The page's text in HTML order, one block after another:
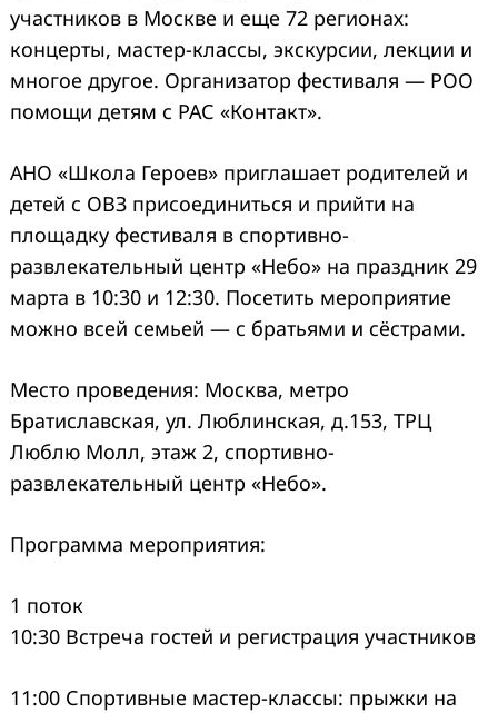
участников в Москве и еще 72 регионах:
концерты, мастер-классы, экскурсии, лекции и
многое другое. Организатор фестиваля — РОО
помощи детям с РАС «Контакт».
АНО «Школа Героев» приглашает родителей и
детей с ОВЗ присоединиться и прийти на
площадку фестиваля в спортивно-
развлекательный центр «Небо» на праздник 29
марта в 10:30 и 12:30. Посетить мероприятие
можно всей семьей — с братьями и сёстрами.
Место проведения: Москва, метро
Братиславская, ул. Люблинская, д.153, ТРЦ
Люблю Молл, этаж 2, спортивно-
развлекательный центр «Небо».
Программа мероприятия:
1 поток
10:30 Встреча гостей и регистрация участников
11:00 Спортивные мастер-классы: прыжки на